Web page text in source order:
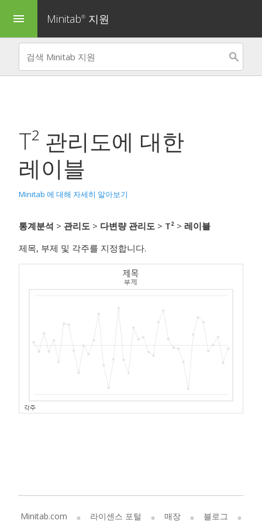
menu Minitab® 지원
T² 관리도에 대한
레이블
Minitab 에 대해 자세히 알아보기
통계분석 > 관리도 > 다변량 관리도 > T² > 레이블
제목, 부제 및 각주를 지정합니다.
Minitab.com 라이센스 포털 매장 블로그